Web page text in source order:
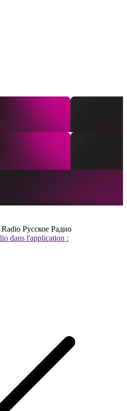
Radio Русское Радио
dans l'application :